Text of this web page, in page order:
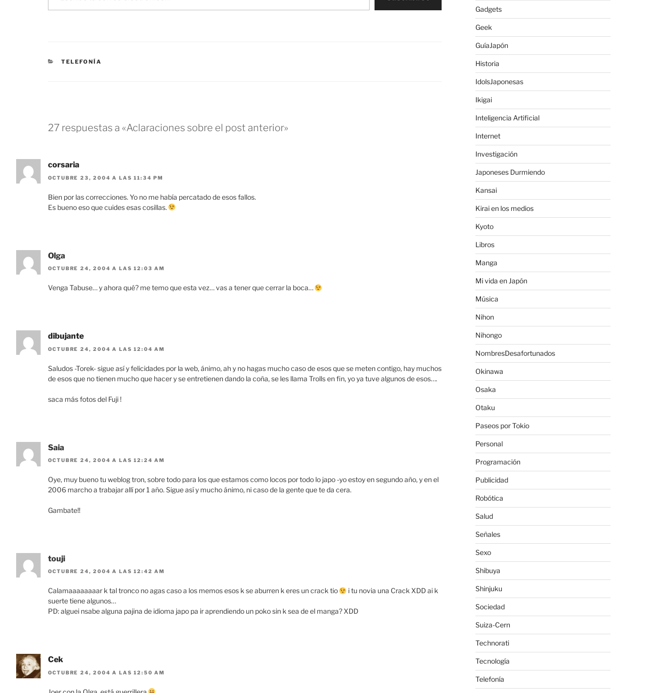
CATEGORÍAS
TELEFONÍA
27 respuestas a «Aclaraciones sobre el post anterior»
corsaria
OCTUBRE 23, 2004 A LAS 11:34 PM
Bien por las correcciones. Yo no me había percatado de esos fallos.
Es bueno eso que cuides esas cosillas.
Olga
OCTUBRE 24, 2004 A LAS 12:03 AM
Venga Tabuse… y ahora qué? me temo que esta vez… vas a tener que cerrar la boca…
dibujante
OCTUBRE 24, 2004 A LAS 12:04 AM
Saludos -Torek- sigue así y felicidades por la web, ánimo, ah y no hagas mucho caso de esos que se meten contigo, hay muchos
de esos que no tienen mucho que hacer y se entretienen dando la coña, se les llama Trolls en fin, yo ya tuve algunos de esos….
saca más fotos del Fuji !
Saia
OCTUBRE 24, 2004 A LAS 12:24 AM
Oye, muy bueno tu weblog tron, sobre todo para los que estamos como locos por todo lo japo -yo estoy en segundo año, y en el
2006 marcho a trabajar allí por 1 año. Sigue así y mucho ánimo, ni caso de la gente que te da cera.
Gambate!!
touji
OCTUBRE 24, 2004 A LAS 12:42 AM
Calamaaaaaaaar k tal tronco no agas caso a los memos esos k se aburren k eres un crack tio
i tu novia una Crack XDD ai k
suerte tiene algunos…
PD: alguei nsabe alguna pajina de idioma japo pa ir aprendiendo un poko sin k sea de el manga? XDD
Cek
OCTUBRE 24, 2004 A LAS 12:50 AM
Gadgets
Geek
GuíaJapón
Historia
IdolsJaponesas
Ikigai
Inteligencia Artificial
Internet
Investigación
Japoneses Durmiendo
Kansai
Kirai en los medios
Kyoto
Libros
Manga
Mi vida en Japón
Música
Nihon
Nihongo
NombresDesafortunados
Okinawa
Osaka
Otaku
Paseos por Tokio
Personal
Programación
Publicidad
Robótica
Salud
Señales
Sexo
Shibuya
Shinjuku
Sociedad
Suiza-Cern
Technorati
Tecnología
Telefonía